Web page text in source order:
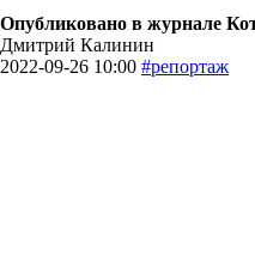
Опубликовано в журнале
Дмитрий Калинин
2022-09-26 10:00 #репортаж